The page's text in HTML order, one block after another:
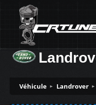
Véhicule Landrover